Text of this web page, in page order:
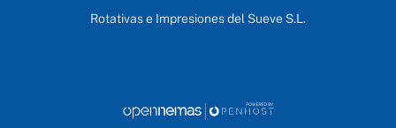
Rotativas e Impresiones del Sueve S.L.